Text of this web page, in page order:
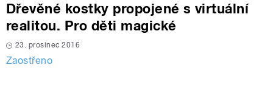
Dřevěné kostky propojené s virtuální
realitou. Pro děti magické
23. prosinec 2016
Zaostřeno